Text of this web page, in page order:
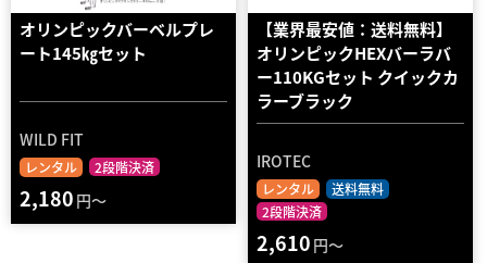
オリンピックバーベルプレ
ート145㎏セット
WILD FIT
レンタル 2段階決済
2,180 円～
【業界最安値：送料無料】
オリンピックHEXバーラバ
ー110KGセット クイックカ
ラーブラック
IROTEC
レンタル
送料無料
2段階決済
2,610 円～